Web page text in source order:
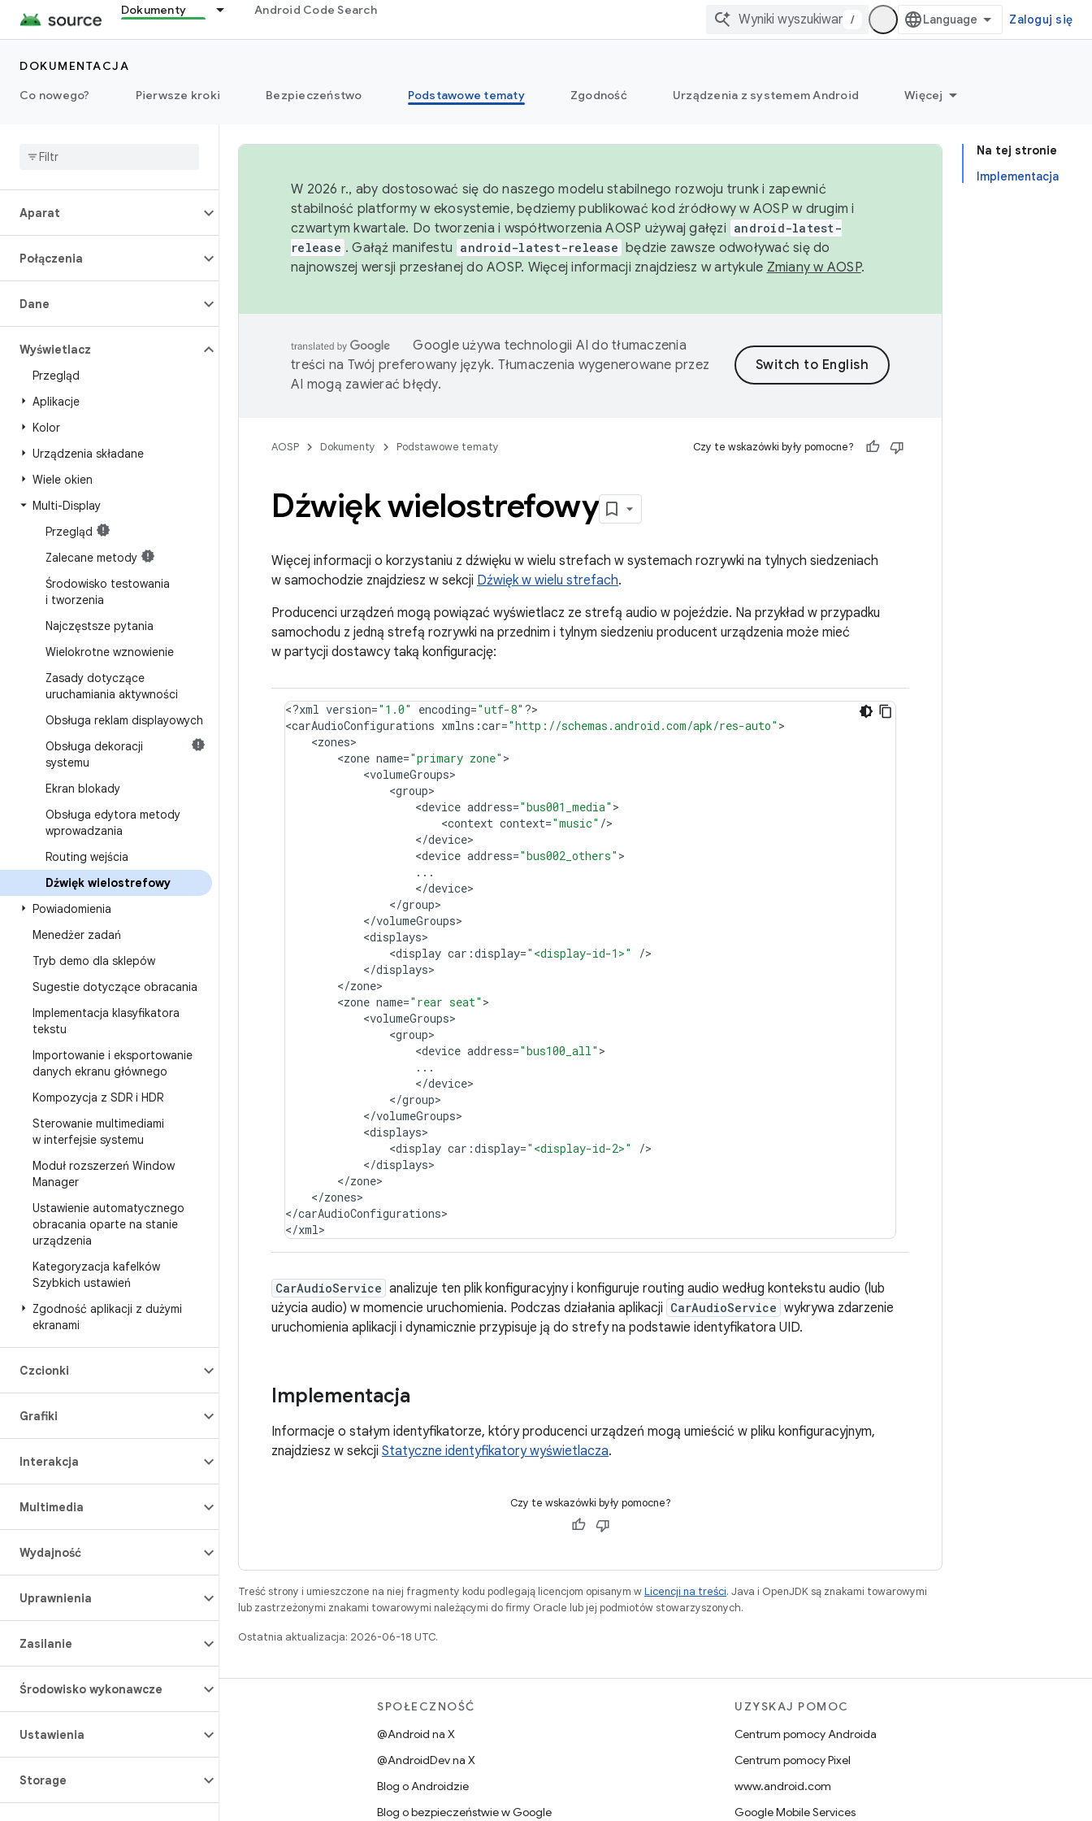
Dokumenty Android Code Search
/ Zaloguj się
DOKUMENTACJA
Co nowego?
Pierwsze kroki Bezpieczeństwo Podstawowe tematy Zgodność Urządzenia z systemem Android Więcej
Aparat
Połączenia
Dane
Wyświetlacz
Przegląd
Aplikacje
Kolor
Urządzenia składane
Wiele okien
Multi-Display
Przegląd
Zalecane metody
Środowisko testowania
i tworzenia
Najczęstsze pytania
Wielokrotne wznowienie
Zasady dotyczące
uruchamiania aktywności
Obsługa reklam displayowych
Obsługa dekoracji
systemu
Ekran blokady
Obsługa edytora metody
wprowadzania
Routing wejścia
Dźwięk wielostrefowy
Powiadomienia
Menedżer zadań
Tryb demo dla sklepów
Sugestie dotyczące obracania
Implementacja klasyfikatora
tekstu
Importowanie i eksportowanie
danych ekranu głównego
Kompozycja z SDR i HDR
Sterowanie multimediami
w interfejsie systemu
Moduł rozszerzeń Window
Manager
Ustawienie automatycznego
obracania oparte na stanie
urządzenia
Kategoryzacja kafelków
Szybkich ustawień
Zgodność aplikacji z dużymi
ekranami
Czcionki
Grafiki
Interakcja
Multimedia
Wydajność
Uprawnienia
Zasilanie
Środowisko wykonawcze
Ustawienia
Storage
Na tej stronie
Implementacja
W 2026 r., aby dostosować się do naszego modelu stabilnego rozwoju trunk i zapewnić
stabilność platformy w ekosystemie, będziemy publikować kod źródłowy w AOSP w drugim i
czwartym kwartale. Do tworzenia i współtworzenia AOSP używaj gałęzi android-latest-
release . Gałąź manifestu android-latest-release będzie zawsze odwoływać się do
najnowszej wersji przesłanej do AOSP. Więcej informacji znajdziesz w artykule Zmiany w AOSP.
Google używa technologii AI do tłumaczenia
treści na Twój preferowany język. Tłumaczenia wygenerowane przez
AI mogą zawierać błędy.
AOSP Dokumenty Podstawowe tematy Czy te wskazówki były pomocne?
Dźwięk wielostrefowy
Więcej informacji o korzystaniu z dźwięku w wielu strefach w systemach rozrywki na tylnych siedzeniach
w samochodzie znajdziesz w sekcji Dźwięk w wielu strefach.
Producenci urządzeń mogą powiązać wyświetlacz ze strefą audio w pojeździe. Na przykład w przypadku
samochodu z jedną strefą rozrywki na przednim i tylnym siedzeniu producent urządzenia może mieć
w partycji dostawcy taką konfigurację:
<?xml version="1.0" encoding="utf-8" ?>
<carAudioConfigurations xmlns :car="http://schemas.android.com/apk/res-auto"
<zones
<zone name="primary zone"
<volumeGroups
<group
<device address="bus001_media"
<context context="music" /
</device
<device address="bus002_others"
...
</device
</group
</volumeGroups
<displays
<display car :display="<display-id-1>" /
</displays
</zone
<zone name="rear seat"
<volumeGroups
<group
<device address="bus100_all"
...
</device
</group
</volumeGroups
<displays
<display car :display="<display-id-2>" /
</displays
</zone
</zones>
</carAudioConfigurations>
</xml>
CarAudioService analizuje ten plik konfiguracyjny i konfiguruje routing audio według kontekstu audio (lub
użycia audio) w momencie uruchomienia. Podczas działania aplikacji CarAudioService wykrywa zdarzenie
uruchomienia aplikacji i dynamicznie przypisuje ją do strefy na podstawie identyfikatora UID.
Implementacja
Informacje o stałym identyfikatorze, który producenci urządzeń mogą umieścić w pliku konfiguracyjnym,
znajdziesz w sekcji Statyczne identyfikatory wyświetlacza.
Czy te wskazówki były pomocne?
Treść strony i umieszczone na niej fragmenty kodu podlegają licencjom opisanym wLicencji na treści. Java i OpenJDK są znakami towarowymi
lub zastrzeżonymi znakami towarowymi należącymi do firmy Oracle lub jej podmiotów stowarzyszonych.
Ostatnia aktualizacja: 2026-06-18 UTC.
Repozytorium Androida
Wymagania
Pobieranie
SPOŁECZNOŚĆ
@Android na X
@AndroidDev na X
Blog o Androidzie
Blog o bezpieczeństwie w Google
UZYSKAJ POMOC
Centrum pomocy Androida
Centrum pomocy Pixel
www.android.com
Google Mobile Services